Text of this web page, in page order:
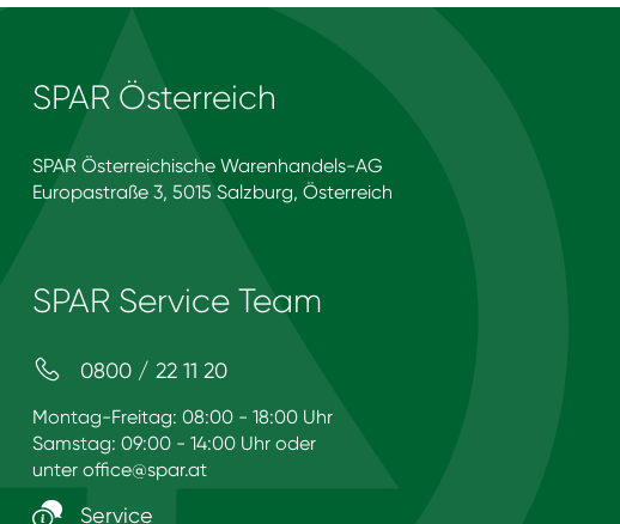
SPAR Österreich
SPAR Österreichische Warenhandels-AG
Europastraße 3, 5015 Salzburg, Österreich
SPAR Service Team
0800 / 22 11 20
Montag-Freitag: 08:00 - 18:00 Uhr
Samstag: 09:00 - 14:00 Uhr oder
unter office@spar.at
Service